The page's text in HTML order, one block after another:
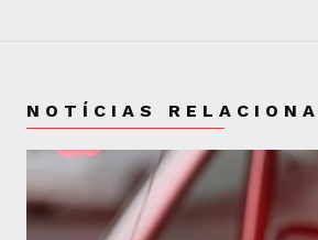
NOTÍCIAS